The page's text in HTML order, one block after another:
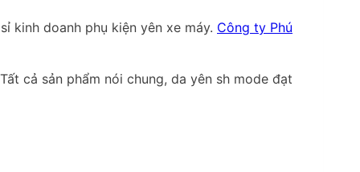
kinh doanh phụ kiện yên xe máy. Công ty Phú
cả sản phẩm nói chung, da yên sh mode đạt